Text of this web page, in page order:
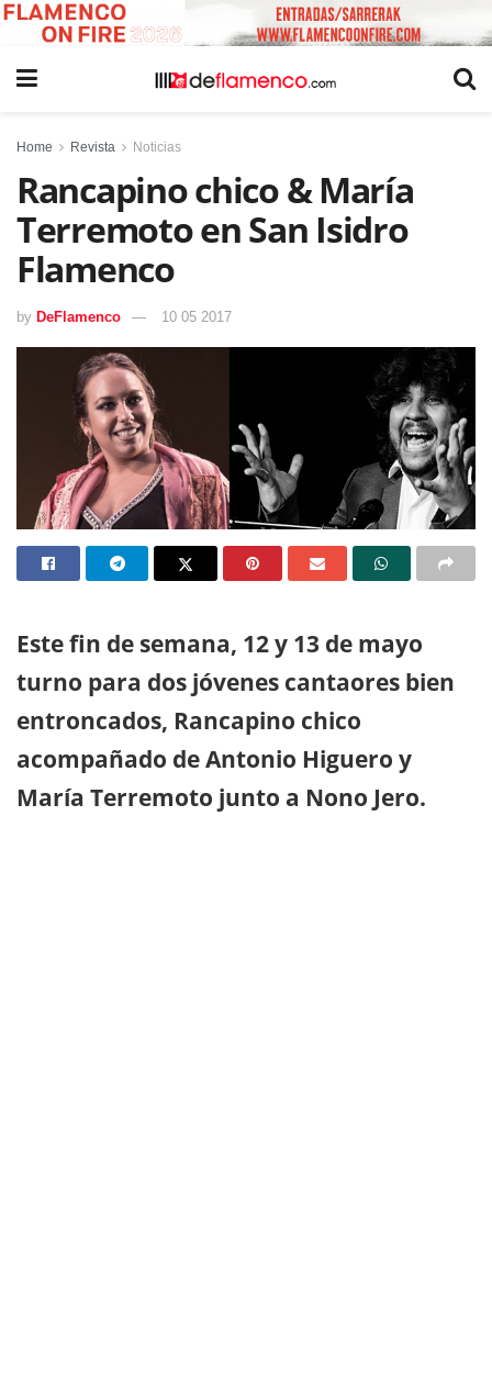
Home Revista Noticias
Rancapino chico & María
Terremoto en San Isidro
Flamenco
by DeFlamenco 10 05 2017
Este fin de semana, 12 y 13 de mayo
turno para dos jóvenes cantaores bien
entroncados, Rancapino chico
acompañado de Antonio Higuero y
María Terremoto junto a Nono Jero.